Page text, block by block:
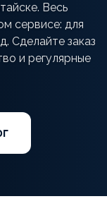
Весь
сервисе: для
Сделайте заказ
и регулярные